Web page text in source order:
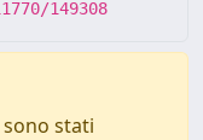
149308
stati